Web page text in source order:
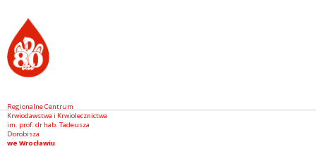
Regionalne Centrum
Krwiodawstwa i Krwiolecznictwa
im. prof. dr hab. Tadeusza
Dorobisza
we Wrocławiu